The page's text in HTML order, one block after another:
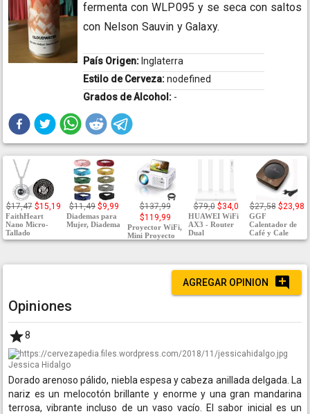
fermenta con WLP095 y se seca con saltos
con Nelson Sauvin y Galaxy.
País Origen: Inglaterra
Estilo de Cerveza:nodefined
Grados de Alcohol: -
$17,47 $15,19
FaithHeart
Nano Micro-
Tallado
$11,49 $9,99
Diademas para
Mujer, Diadema
$137,99
$119,99
Proyector WiFi,
Mini Proyecto
$79,0 $34,0
HUAWEI WiFi
AX3 - Router
Dual
$27,58 $23,98
GGF
Calentador de
Café y Cale
AGREGAR OPINION
Opiniones
8
Jessica Hidalgo
Dorado arenoso pálido, niebla espesa y cabeza anillada delgada. La
nariz es un melocotón brillante y enorme y una gran mandarina
terrosa, vibrante incluso de un vaso vacío. El sabor inicial es un